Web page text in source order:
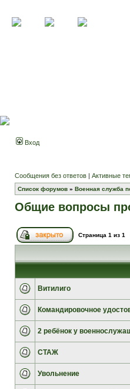
Вход
Сообщения без ответов | Активные
Список форумов » Военная служба
Общие вопросы
Страница 1 из 1
Витилиго
Командировочное
2 ребёнок у
СТАЖ
Увольнение